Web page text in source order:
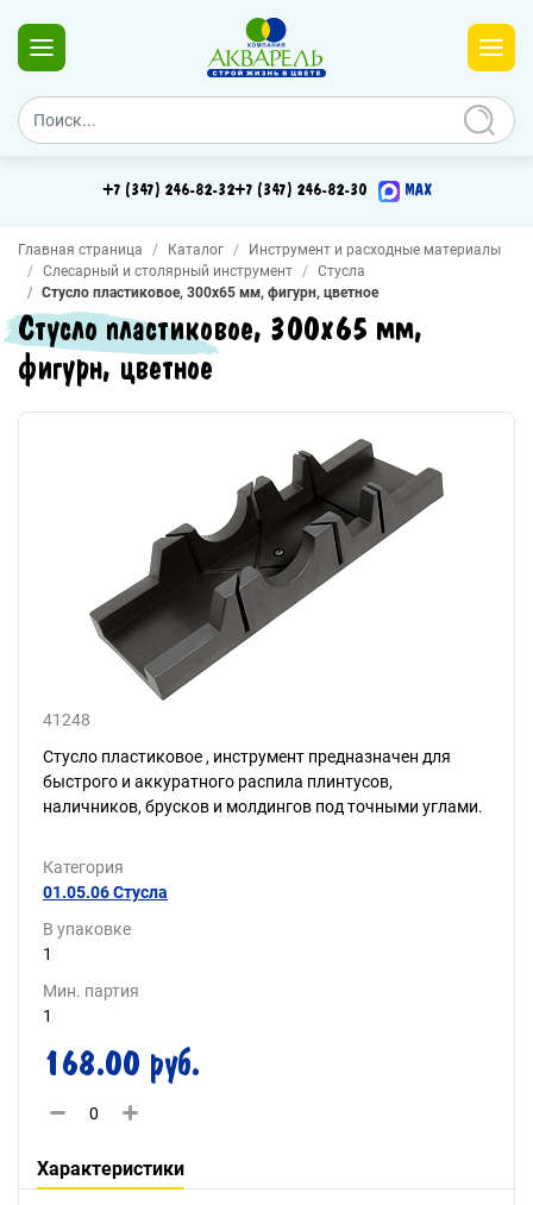
+7 (347) 246-82-32+7 (347) 246-82-30 MAX
Главная страница Каталог
Инструмент и расходные материалы
Слесарный и столярный инструмент
Стусла
Стусло пластиковое, 300х65 мм, фигурн, цветное
Стусло пластиковое, 300х65 мм,
фигурн, цветное
41248
Стусло пластиковое , инструмент предназначен для
быстрого и аккуратного распила плинтусов,
наличников, брусков и молдингов под точными углами.
Категория
01.05.06 Стусла
В упаковке
1
Мин. партия
1
168.00 руб.
Характеристики